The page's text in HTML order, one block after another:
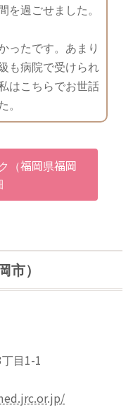
を過ごせました。
ったです。あまり
も病院で受けられ
はこちらでお世話
（福岡県福岡
）
目1-1